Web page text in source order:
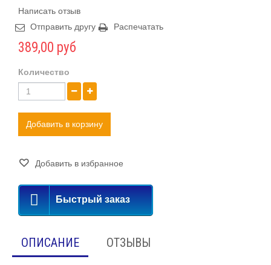
Написать отзыв
Отправить другу
Распечатать
389,00 руб
Количество
Добавить в корзину
Добавить в избранное
Быстрый заказ
ОПИСАНИЕ ОТЗЫВЫ